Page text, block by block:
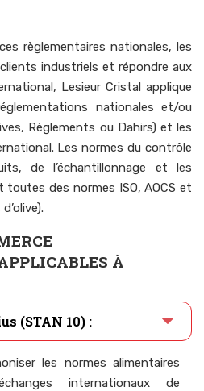
règlementaires nationales, les
industriels et répondre aux
Lesieur Cristal applique
nationales et/ou
Règlements ou Dahirs) et les
Les normes du contrôle
de l’échantillonnage et les
toutes des normes ISO, AOCS et
À
(STAN 10) :
les normes alimentaires
internationaux de